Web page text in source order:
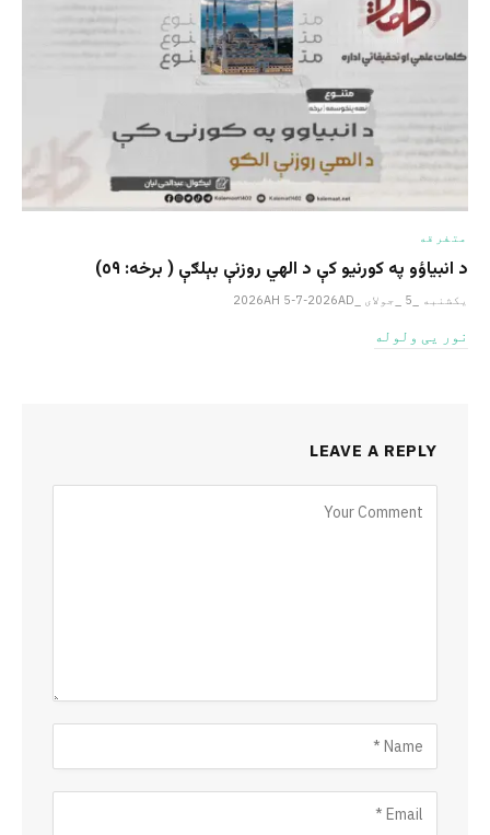
متفرقه
د انبیاؤو په کورنیو کې د الهي روزنې بېلګې ( برخه: ٥٩)
یکشنبه _5 _جولای _2026AH 5-7-2026AD
نور یی ولوله
LEAVE A REPLY